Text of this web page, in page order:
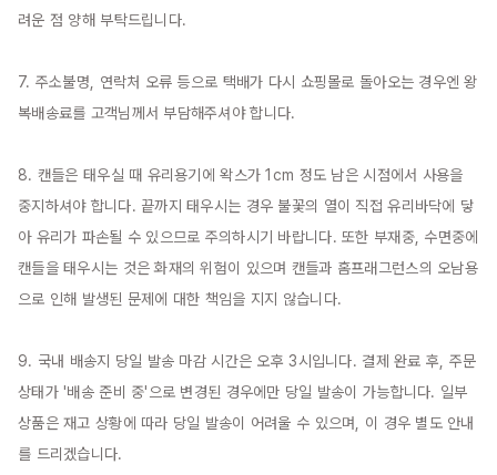
려운 점 양해 부탁드립니다.
7. 주소불명, 연락처 오류 등으로 택배가 다시 쇼핑몰로 돌아오는 경우엔 왕
복배송료를 고객님께서 부담해주셔야 합니다.
8. 캔들은 태우실 때 유리용기에 왁스가 1cm 정도 남은 시점에서 사용을
중지하셔야 합니다. 끝까지 태우시는 경우 불꽃의 열이 직접 유리바닥에 닿
아 유리가 파손될 수 있으므로 주의하시기 바랍니다. 또한 부재중, 수면중에
캔들을 태우시는 것은 화재의 위험이 있으며 캔들과 홈프래그런스의 오남용
으로 인해 발생된 문제에 대한 책임을 지지 않습니다.
9. 국내 배송지 당일 발송 마감 시간은 오후 3시입니다. 결제 완료 후, 주문
상태가 '배송 준비 중'으로 변경된 경우에만 당일 발송이 가능합니다. 일부
상품은 재고 상황에 따라 당일 발송이 어려울 수 있으며, 이 경우 별도 안내
를 드리겠습니다.